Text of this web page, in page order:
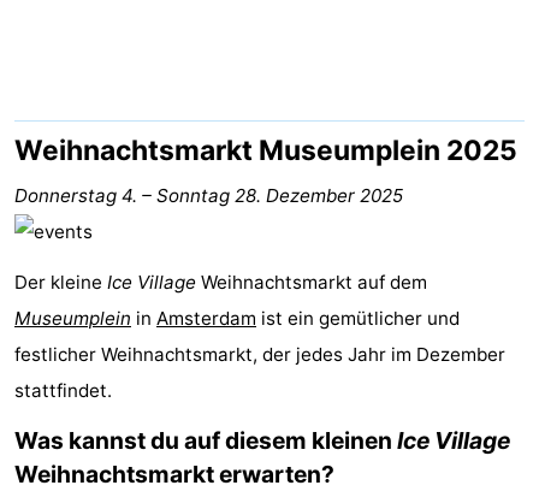
Amsterdamse
Bos
Spaarnwoude
Hotels
Zimmer
(mit
Lastminutes
Attraktionen
&
-
Weihnachtsmarkt Museumplein 2025
Donnerstag 4. – Sonntag 28. Dezember 2025
Der kleine Ice Village Weihnachtsmarkt auf dem
Museumplein in Amsterdam ist ein gemütlicher und
festlicher Weihnachtsmarkt, der jedes Jahr im Dezember
stattfindet.
Was kannst du auf diesem kleinen Ice Village
Weihnachtsmarkt erwarten?